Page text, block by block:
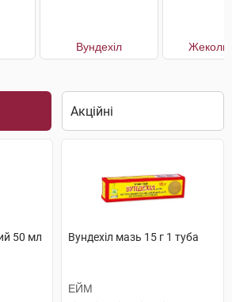
Вундехіл Жеколь
50 мл
Вундехіл мазь 15 г 1 туба
ЕЙМ